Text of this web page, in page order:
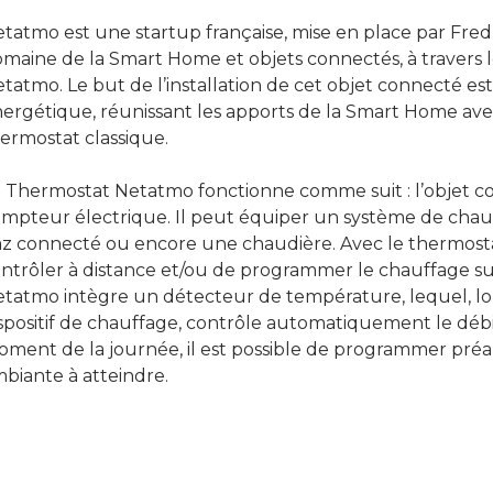
est une startup française, mise en place par
de la Smart Home et objets connectés, à
Le but de l’installation de cet objet connecté
réunissant les apports de la Smart Home
classique.
Thermostat Netatmo fonctionne comme suit : l’objet
électrique. Il peut équiper un système de
connecté ou encore une chaudière. Avec le
à distance et/ou de programmer le chauffage
intègre un détecteur de température, lequel,
de chauffage, contrôle automatiquement le
de la journée, il est possible de programmer
à atteindre.